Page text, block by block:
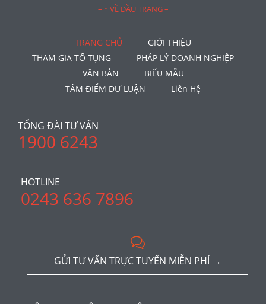
– ↑ VỀ ĐẦU TRANG –
TRANG CHỦ
GIỚI THIỆU
THAM GIA TỐ TỤNG
PHÁP LÝ DOANH NGHIỆP
VĂN BẢN
BIỂU MẪU
TÂM ĐIỂM DƯ LUẬN
Liên Hệ
TỔNG ĐÀI TƯ VẤN
1900 6243
HOTLINE
0243 636 7896

GỬI TƯ VẤN TRỰC TUYẾN MIỄN PHÍ →